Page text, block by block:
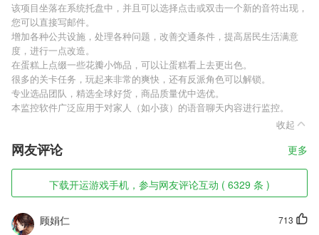
该项目坐落在系统托盘中，并且可以选择点击或双击一个新的音符出现，
您可以直接写邮件。
增加各种公共设施，处理各种问题，改善交通条件，提高居民生活满意
度，进行一点改造。
在蛋糕上点缀一些花瓣小饰品，可以让蛋糕看上去更出色。
很多的关卡任务，玩起来非常的爽快，还有反派角色可以解锁。
专业选品团队，精选全球好货，商品质量优中选优。
本监控软件广泛应用于对家人（如小孩）的语音聊天内容进行监控。
收起
网友评论 更多
下载开运游戏手机，参与网友评论互动 ( 6329 条 )
713
顾娟仁